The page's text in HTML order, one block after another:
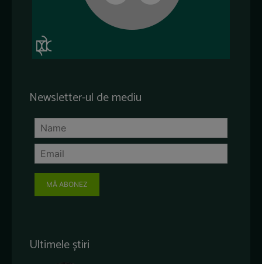
Newsletter-ul de mediu
MĂ ABONEZ
Ultimele știri